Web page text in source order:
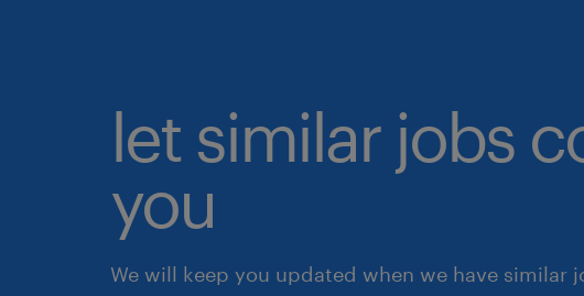
let similar jobs
you
We will keep you updated when we have similar